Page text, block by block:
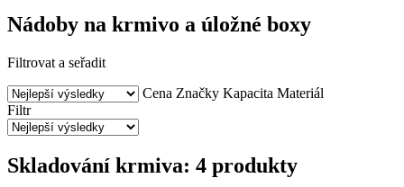
Nádoby na krmivo a úložné boxy
Filtrovat a seřadit
Cena Značky Kapacita Materiál
Filtr
Skladování krmiva: 4 produkty